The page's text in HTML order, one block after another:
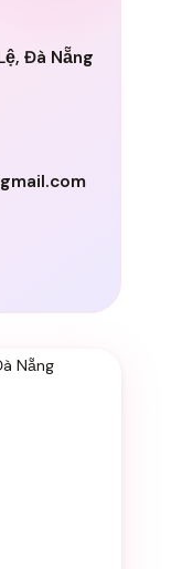
Đà Nẵng